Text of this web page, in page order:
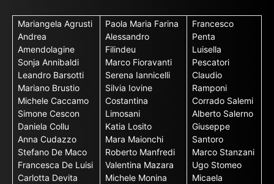
Mariangela Agrusti
Andrea
Amendolagine
Sonja Annibaldi
Leandro Barsotti
Mariano Brustio
Michele Caccamo
Simone Cescon
Daniela Collu
Anna Cudazzo
Stefano De Maco
Francesca De Luisi
Carlotta Devita
Paola Maria Farina
Alessandro
Filindeu
Marco Fioravanti
Serena Iannicelli
Silvia Iovine
Costantina
Limosani
Katia Losito
Mara Maionchi
Roberto Manfredi
Valentina Mazara
Michele Monina
Francesco
Penta
Luisella
Pescatori
Claudio
Ramponi
Corrado Salemi
Alberto Salerno
Giuseppe
Santoro
Marco Stanzani
Ugo Stomeo
Micaela